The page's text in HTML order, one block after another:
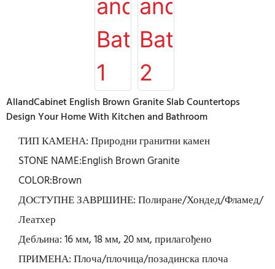
AllandCabinet English Brown Granite Slab Countertops
Design Your Home With Kitchen and Bathroom
ТИП КАМЕНА: Природни гранитни камен
STONE NAME:English Brown Granite
COLOR:Brown
ДОСТУПНЕ ЗАВРШИНЕ: Полиране/Хондед/Фламед/
Леатхер
Дебљина: 16 мм, 18 мм, 20 мм, прилагођено
ПРИМЕНА: Плоча/плочица/позадинска плоча